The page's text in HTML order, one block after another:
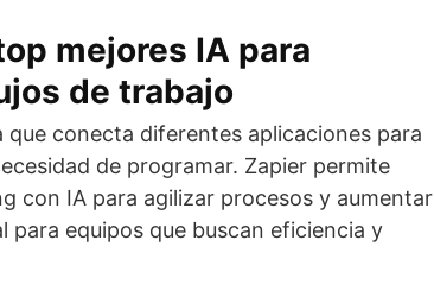
mejores IA para
de trabajo
conecta diferentes aplicaciones para
de programar. Zapier permite
con IA para agilizar procesos y aumentar
para equipos que buscan eficiencia y